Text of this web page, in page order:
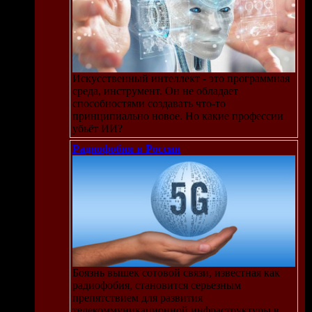
Искусственный интеллект - это программная
среда, инструмент. Он не обладает
способностями создавать что-то
принципиально новое. Но какие профессии
убьёт ИИ?
Радиофобия в России
Боязнь вышек сотовой связи, известная как
радиофобия, становится серьезным
препятствием для развития